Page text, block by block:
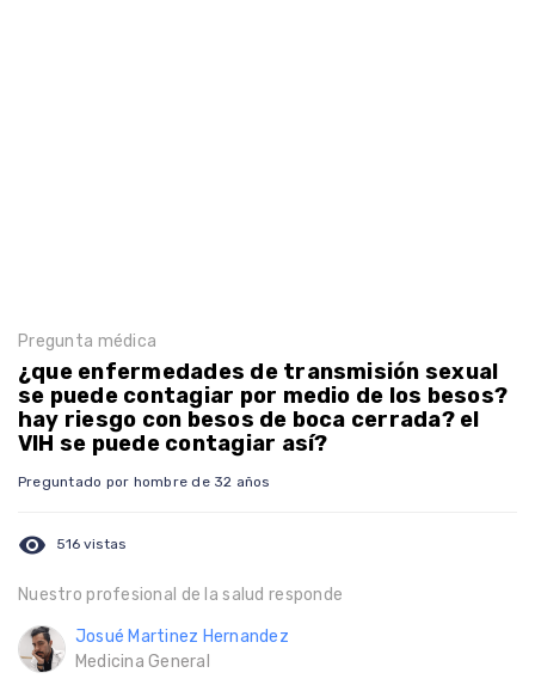
Pregunta médica
¿que enfermedades de transmisión sexual
se puede contagiar por medio de los besos?
hay riesgo con besos de boca cerrada? el
VIH se puede contagiar así?
Preguntado por hombre de 32 años
visibility 516 vistas
Nuestro profesional de la salud responde
Josué Martinez Hernandez
Medicina General